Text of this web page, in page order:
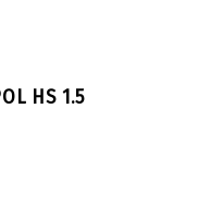
HS 1.5